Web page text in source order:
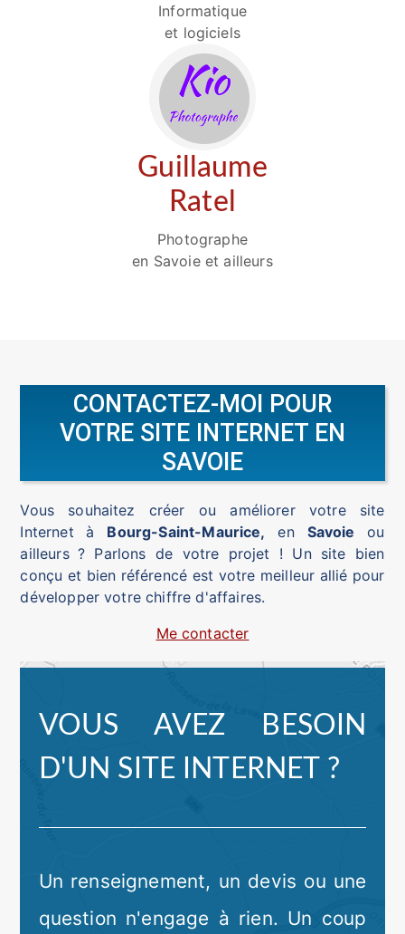
Informatique
et logiciels
Guillaume
Ratel
Photographe
en Savoie et ailleurs
CONTACTEZ-MOI POUR
VOTRE SITE INTERNET EN
SAVOIE
Vous souhaitez créer ou améliorer votre site
Internet à Bourg-Saint-Maurice, en Savoie ou
ailleurs ? Parlons de votre projet ! Un site bien
conçu et bien référencé est votre meilleur allié pour
développer votre chiffre d'affaires.
Me contacter
VOUS AVEZ BESOIN
D'UN SITE INTERNET ?
Un renseignement, un devis ou une
question n'engage à rien. Un coup